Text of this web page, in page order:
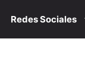
Redes Sociales